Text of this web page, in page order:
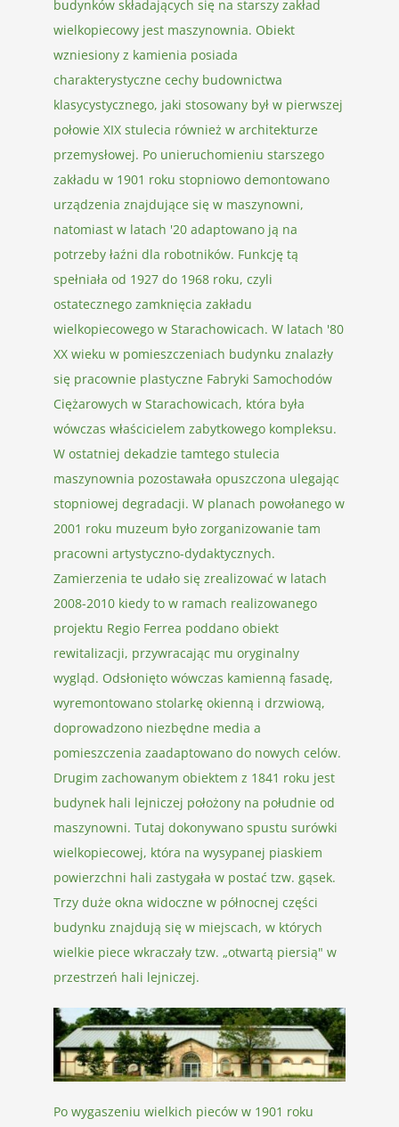
budynków składających się na starszy zakład
wielkopiecowy jest maszynownia. Obiekt
wzniesiony z kamienia posiada
charakterystyczne cechy budownictwa
klasycystycznego, jaki stosowany był w pierwszej
połowie XIX stulecia również w architekturze
przemysłowej. Po unieruchomieniu starszego
zakładu w 1901 roku stopniowo demontowano
urządzenia znajdujące się w maszynowni,
natomiast w latach '20 adaptowano ją na
potrzeby łaźni dla robotników. Funkcję tą
spełniała od 1927 do 1968 roku, czyli
ostatecznego zamknięcia zakładu
wielkopiecowego w Starachowicach. W latach '80
XX wieku w pomieszczeniach budynku znalazły
się pracownie plastyczne Fabryki Samochodów
Ciężarowych w Starachowicach, która była
wówczas właścicielem zabytkowego kompleksu.
W ostatniej dekadzie tamtego stulecia
maszynownia pozostawała opuszczona ulegając
stopniowej degradacji. W planach powołanego w
2001 roku muzeum było zorganizowanie tam
pracowni artystyczno-dydaktycznych.
Zamierzenia te udało się zrealizować w latach
2008-2010 kiedy to w ramach realizowanego
projektu Regio Ferrea poddano obiekt
rewitalizacji, przywracając mu oryginalny
wygląd. Odsłonięto wówczas kamienną fasadę,
wyremontowano stolarkę okienną i drzwiową,
doprowadzono niezbędne media a
pomieszczenia zaadaptowano do nowych celów.
Drugim zachowanym obiektem z 1841 roku jest
budynek hali lejniczej położony na południe od
maszynowni. Tutaj dokonywano spustu surówki
wielkopiecowej, która na wysypanej piaskiem
powierzchni hali zastygała w postać tzw. gąsek.
Trzy duże okna widoczne w północnej części
budynku znajdują się w miejscach, w których
wielkie piece wkraczały tzw. „otwartą piersią" w
przestrzeń hali lejniczej.
Po wygaszeniu wielkich pieców w 1901 roku